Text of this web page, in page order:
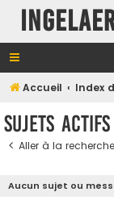
Accueil Index
Sujets actifs
Aller à la
Aucun sujet ou